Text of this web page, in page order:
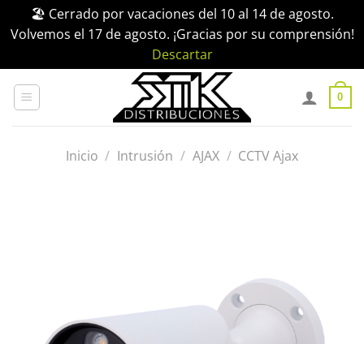
🏖️ Cerrado por vacaciones del 10 al 14 de agosto.
Volvemos el 17 de agosto. ¡Gracias por su comprensión!
Descartar
0
Inicio / Intrusión / AJAX / CCTV Ajax